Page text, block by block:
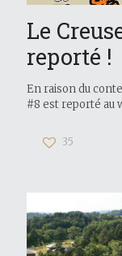
Le
reporté !
En raison du
#8 est reporté au
35